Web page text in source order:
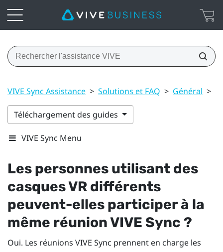
VIVE Sync Assistance > Solutions et FAQ > Général >
Téléchargement des guides
VIVE Sync Menu
Les personnes utilisant des
casques VR différents
peuvent-elles participer à la
même réunionVIVE Sync ?
Oui. Les réunions VIVE Sync prennent en charge les